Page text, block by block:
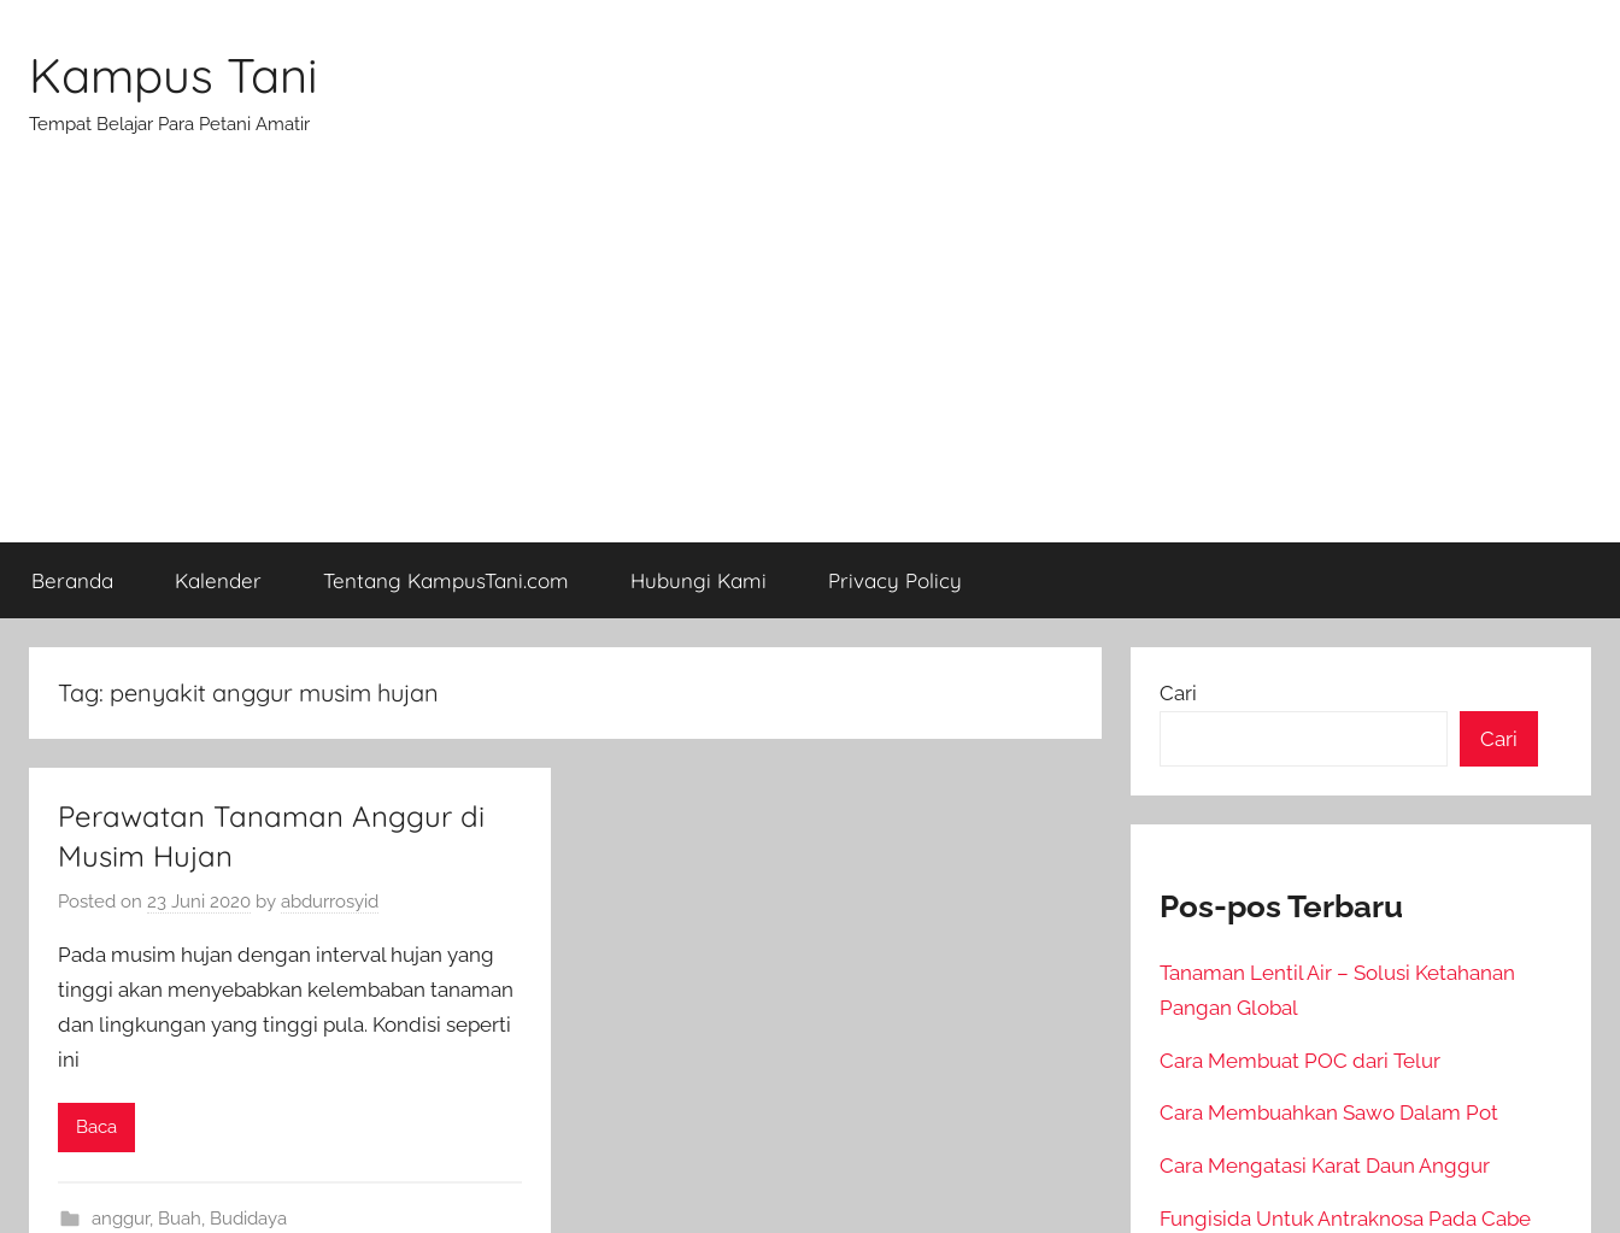
content
Kampus Tani
Tempat Belajar Para Petani Amatir
Beranda Kalender Tentang KampusTani.com Hubungi Kami Privacy Policy
Tag: penyakit anggur musim hujan
Perawatan Tanaman Anggur di
Musim Hujan
Posted on 23 Juni 2020 by abdurrosyid
Pada musim hujan dengan interval hujan yang
tinggi akan menyebabkan kelembaban tanaman
dan lingkungan yang tinggi pula. Kondisi seperti
ini
Baca
anggur, Buah, Budidaya
Cari
Cari
Pos-pos Terbaru
Tanaman Lentil Air – Solusi Ketahanan
Pangan Global
Cara Membuat POC dari Telur
Cara Membuahkan Sawo Dalam Pot
Cara Mengatasi Karat Daun Anggur
Fungisida Untuk Antraknosa Pada Cabe